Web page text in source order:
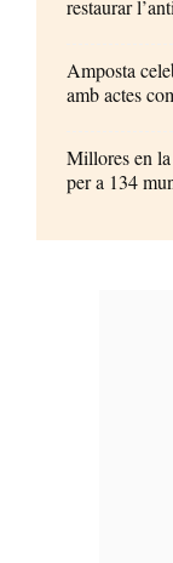
restaurar
Amposta
amb actes
Millores en
per a 134